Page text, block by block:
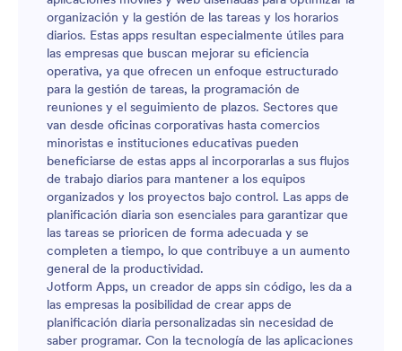
organización y la gestión de las tareas y los horarios
diarios. Estas apps resultan especialmente útiles para
las empresas que buscan mejorar su eficiencia
operativa, ya que ofrecen un enfoque estructurado
para la gestión de tareas, la programación de
reuniones y el seguimiento de plazos. Sectores que
van desde oficinas corporativas hasta comercios
minoristas e instituciones educativas pueden
beneficiarse de estas apps al incorporarlas a sus flujos
de trabajo diarios para mantener a los equipos
organizados y los proyectos bajo control. Las apps de
planificación diaria son esenciales para garantizar que
las tareas se prioricen de forma adecuada y se
completen a tiempo, lo que contribuye a un aumento
general de la productividad.
Jotform Apps, un creador de apps sin código, les da a
las empresas la posibilidad de crear apps de
planificación diaria personalizadas sin necesidad de
saber programar. Con la tecnología de las aplicaciones